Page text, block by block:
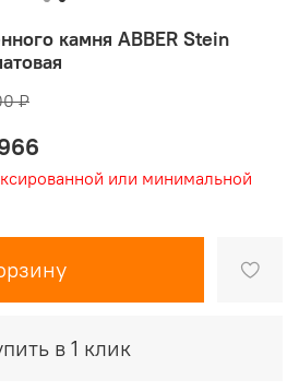
камня ABBER Stein
₽
или минимальной
в 1 клик